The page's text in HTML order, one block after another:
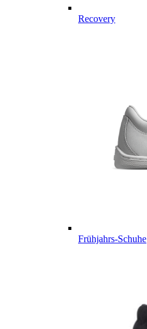
Recovery
Frühjahrs-Schuhe